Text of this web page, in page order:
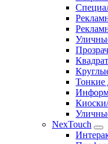
Тонкие
NexTouch